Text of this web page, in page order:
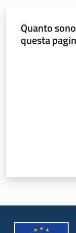
Strategia
Quanto
questa